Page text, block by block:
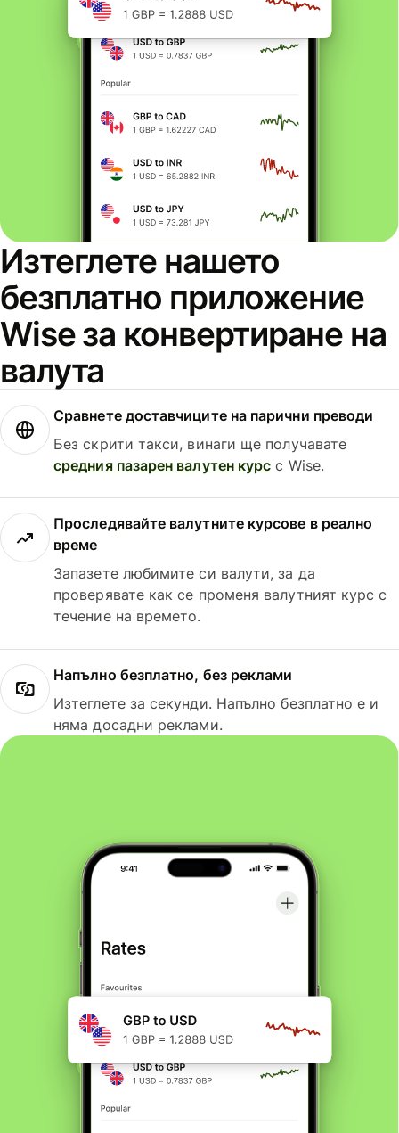
Изтеглете нашето
безплатно приложение
Wise за конвертиране на
валута
Сравнете доставчиците на парични преводи
Без скрити такси, винаги ще получавате
средния пазарен валутен курс с Wise.
Проследявайте валутните курсове в реално
време
Запазете любимите си валути, за да
проверявате как се променя валутният курс с
течение на времето.
Напълно безплатно, без реклами
Изтеглете за секунди. Напълно безплатно е и
няма досадни реклами.